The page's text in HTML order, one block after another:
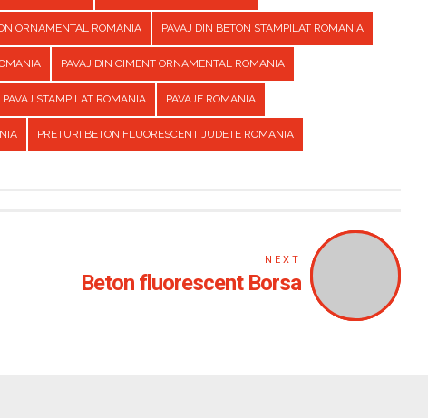
ORNAMENTAL ROMANIA PAVAJ DIN BETON STAMPILAT ROMANIA
PAVAJ DIN CIMENT ORNAMENTAL ROMANIA
PAVAJ STAMPILAT ROMANIA PAVAJE ROMANIA
PRETURI BETON FLUORESCENT JUDETE ROMANIA
NEXT
Beton fluorescent Borsa